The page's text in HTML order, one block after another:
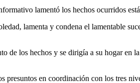
lamentó los hechos ocurridos
lamenta y condena el lamentable
de los hechos y se dirigía a su hogar
en coordinación con los tres